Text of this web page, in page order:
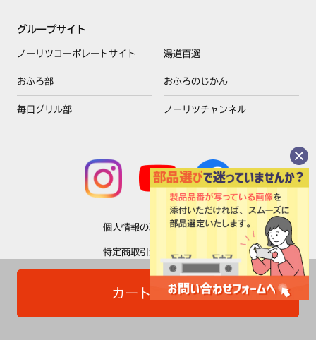
カートに入れる
グループサイト
ノーリツコーポレートサイト 湯道百選
おふろ部 おふろのじかん
毎日グリル部 ノーリツチャンネル
個人情報の取扱いについて
特定商取引法に基づく表示
利用規約